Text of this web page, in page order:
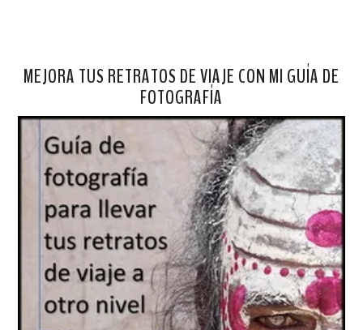
MEJORA TUS RETRATOS DE VIAJE CON MI GUÍA DE
FOTOGRAFÍA